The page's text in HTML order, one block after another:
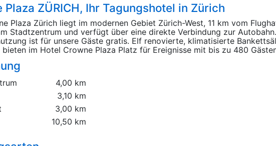
Plaza ZÜRICH, Ihr Tagungshotel in Zürich
Plaza Zürich liegt im modernen Gebiet Zürich-West, 11 km vom
Stadtzentrum und verfügt über eine direkte Verbindung zur
ist für unsere Gäste gratis. Elf renovierte, klimatisierte
bieten im Hotel Crowne Plaza Platz für Ereignisse mit bis zu 480
4,00 km
3,10 km
3,00 km
10,50 km